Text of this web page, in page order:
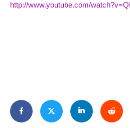
http://www.youtube.com/